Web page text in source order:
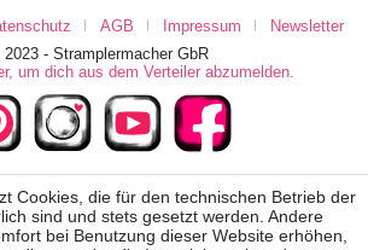
AGB Impressum
Newsletter
- Stramplermacher GbR
um dich aus dem Verteiler abzumelden.
Cookies, die für den technischen Betrieb der
sind und stets gesetzt werden. Andere
bei Benutzung dieser Website erhöhen,